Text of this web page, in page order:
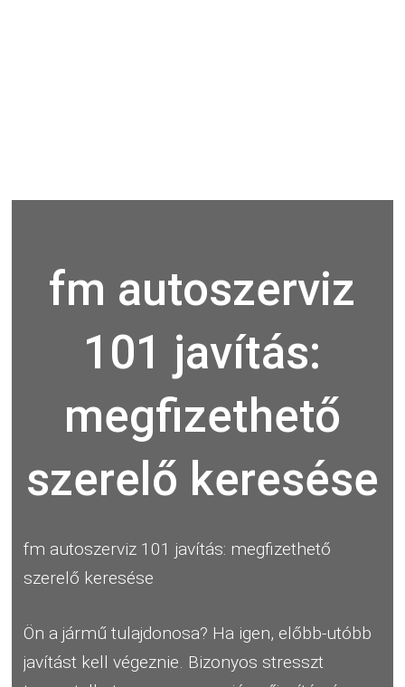
fm autoszerviz
101 javítás:
megfizethető
szerelő keresése
fm autoszerviz 101 javítás: megfizethető
szerelő keresése
Ön a jármű tulajdonosa? Ha igen, előbb-utóbb
javítást kell végeznie. Bizonyos stresszt